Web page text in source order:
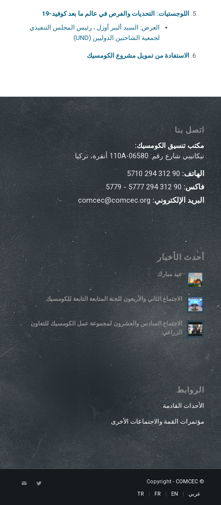
اللوجستيات: التحديات والفرص في عالم ما بعد كوفيد-19
العرض: السيد ألبير أوزل ، رئيس المجلس التنفيذي
لجمعية الشاحنين الدوليين (UND)
الاستفادة من تمويل مشروع الكومسيك
اتصل بنا
مكتب تنسيق الكومسيك:
نيكاتيبي شارع رقم: 110A-06580 أنقرة، تركيا
الهاتف:90 312 294 5710
فاكس:90 312 294 5777 - 5779
البريد الإلكتروني: comcec@comcec.org
أحدث الأخبار
عيد مبارك
الاجتماع الثاني والأربعون للجنة المتابعة التابعة للكومسيك
الاجتماع السادس والعشرون لمجموعة عمل الكومسيك للتعاون
الزراعي
الروابط
الأحداث القادمة
مؤتمرات القمة والاجتماعات الأخرى
© Copyright -
COMCEC
عربي
EN
FR
TR